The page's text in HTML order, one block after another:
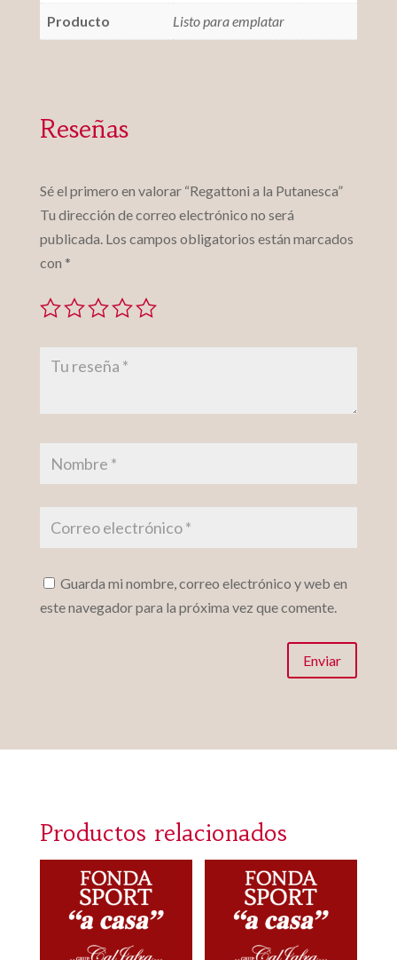
Producto Listo para emplatar
Reseñas
Sé el primero en valorar “Regattoni a la Putanesca”
Tu dirección de correo electrónico no será
publicada. Los campos obligatorios están marcados
con *
Guarda mi nombre, correo electrónico y web en
este navegador para la próxima vez que comente.
Enviar
Productos relacionados